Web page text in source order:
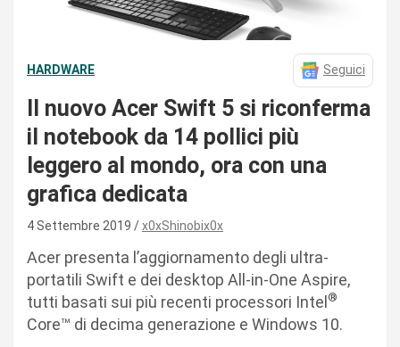
HARDWARE Seguici
Il nuovo Acer Swift 5 si riconferma
il notebook da 14 pollici più
leggero al mondo, ora con una
grafica dedicata
4 Settembre 2019 x0xShinobix0x
Acer presenta l’aggiornamento degli ultra-
portatili Swift e dei desktop All-in-One Aspire,
tutti basati sui più recenti processori Intel®
Core™ di decima generazione e Windows 10.